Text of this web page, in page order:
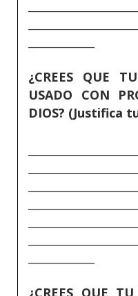
¿CREES QUE
USADO CON
DIOS? (Justifica
¿CREES QUE